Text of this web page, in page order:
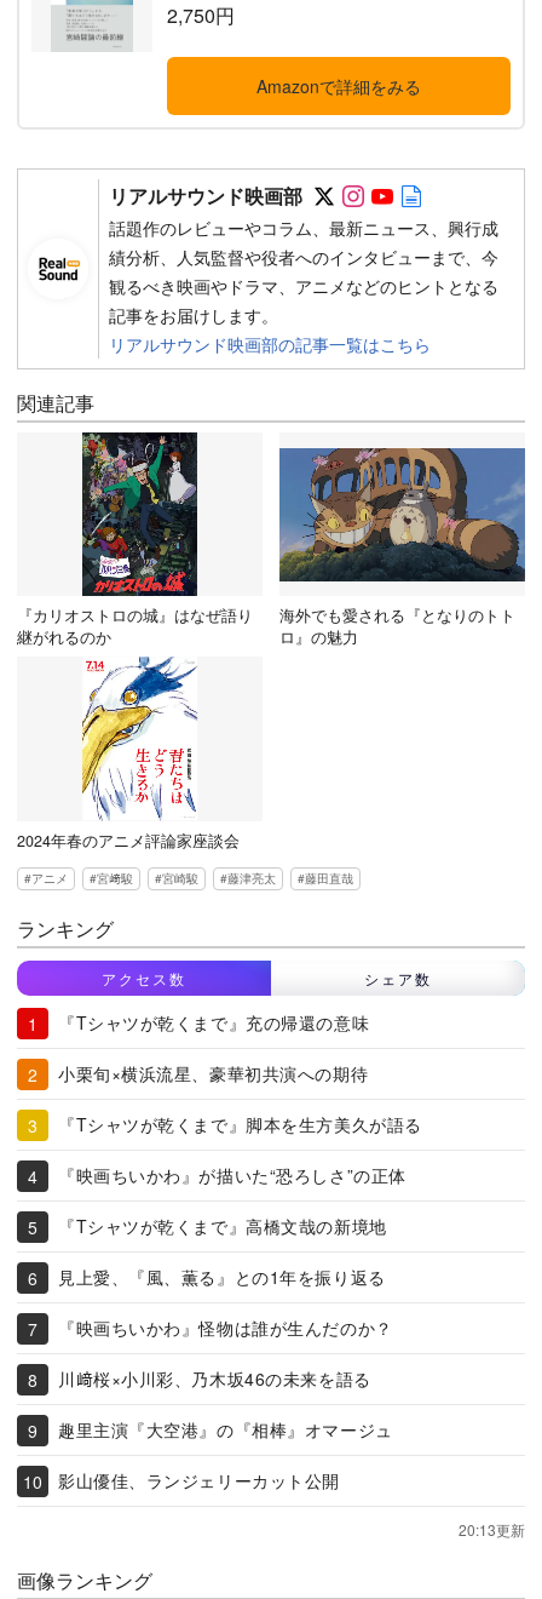
2,750円
Amazonで詳細をみる
リアルサウンド映画部 Follow on SNS
Follow on SNS
Follow on
話題作のレビューやコラム、最新ニュース、興行成
績分析、人気監督や役者へのインタビューまで、今
観るべき映画やドラマ、アニメなどのヒントとなる
記事をお届けします。
リアルサウンド映画部の記事一覧はこちら
関連記事
『カリオストロの城』はなぜ語り
継がれるのか
海外でも愛される『となりのトト
ロ』の魅力
2024年春のアニメ評論家座談会
アニメ 宮﨑駿 宮崎駿 藤津亮太 藤田直哉
ランキング
アクセス数 シェア数
『Tシャツが乾くまで』充の帰還の意味
小栗旬×横浜流星、豪華初共演への期待
『Tシャツが乾くまで』脚本を生方美久が語る
『映画ちいかわ』が描いた“恐ろしさ”の正体
『Tシャツが乾くまで』高橋文哉の新境地
見上愛、『風、薫る』との1年を振り返る
『映画ちいかわ』怪物は誰が生んだのか？
川﨑桜×小川彩、乃木坂46の未来を語る
趣里主演『大空港』の『相棒』オマージュ
影山優佳、ランジェリーカット公開
20:13更新
画像ランキング